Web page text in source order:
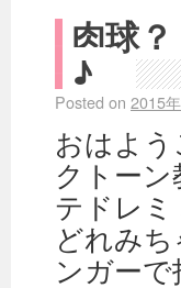
肉球
♪
Posted on 2015
おはよ
クトー
テドレミ
どれみ
ンガー